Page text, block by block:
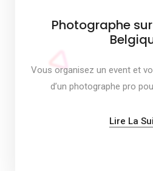
Photographe
Vous organisez un event et
d’un photographe pro
Lire La